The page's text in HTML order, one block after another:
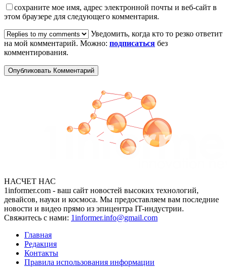
сохраните мое имя, адрес электронной почты и веб-сайт в
этом браузере для следующего комментария.
Уведомить, когда кто то резко ответит
на мой комментарий. Можно: подписаться без
комментирования.
НАСЧЕТ НАС
1informer.com - ваш сайт новостей высоких технологий,
девайсов, науки и космоса. Мы предоставляем вам последние
новости и видео прямо из эпицентра IT-индустрии.
Свяжитесь с нами: 1informer.info@gmail.com
Главная
Редакция
Контакты
Правила использования информации